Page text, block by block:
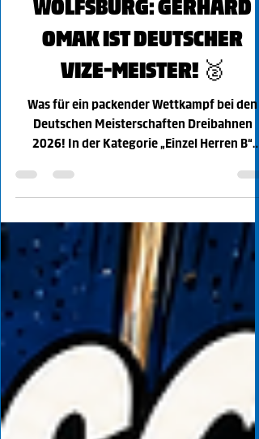
🥈 SILBER-KRIMI IN
WOLFSBURG: GERHARD
OMAK IST DEUTSCHER
VIZE-MEISTER! 🥈
Was für ein packender Wettkampf bei den
Deutschen Meisterschaften Dreibahnen
lieferte unser Sportkamerad Gerhard Omak
(für den BSKV) eine beeindruckende Leistung
ab und sicherte sich in einem
hochdramatischen Finale die Silbermedaille!
🔵⚪️ Der Wettkampfverlauf: Millimeterarbeit
auf dem Weg zu Silber 📈 Der Start in der
Disziplin Bohle war bereits hochklassig. Mit
starken 300 Holz sortierte sich Gerhard in der
absoluten Spitzengruppe e